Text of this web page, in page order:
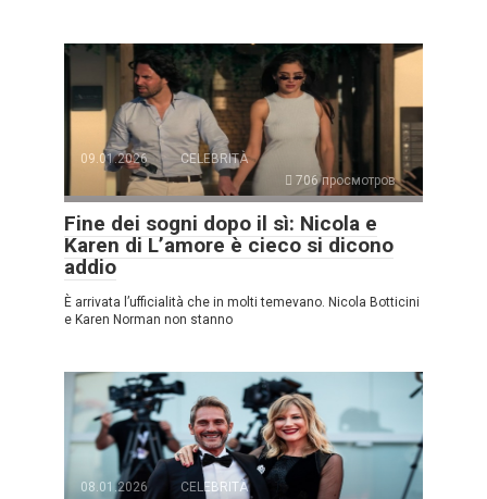
09.01.2026
CELEBRITÀ
706 просмотров
Fine dei sogni dopo il sì: Nicola e
Karen di L’amore è cieco si dicono
addio
È arrivata l’ufficialità che in molti temevano. Nicola Botticini
e Karen Norman non stanno
08.01.2026
CELEBRITÀ